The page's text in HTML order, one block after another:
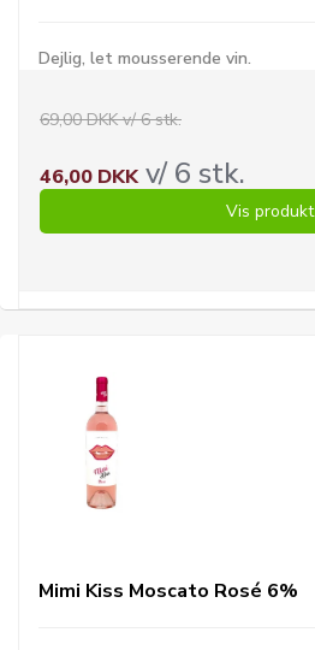
Dejlig, let mousserende vin.
69,00 DKK v/ 6 stk.
46,00 DKKv/ 6 stk.
Vis produkt
Mimi Kiss Moscato Rosé 6%